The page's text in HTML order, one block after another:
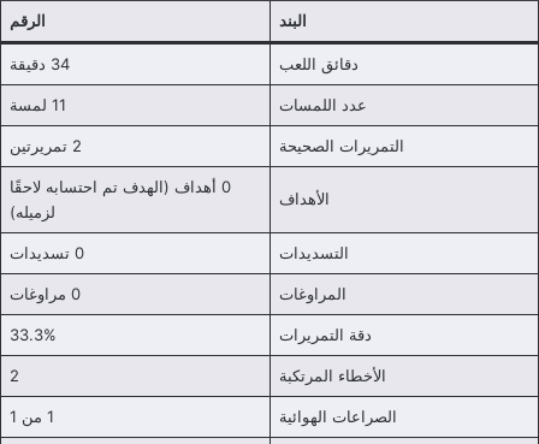
البند الرقم
دقائق اللعب 34 دقيقة
عدد اللمسات 11 لمسة
التمريرات الصحيحة 2 تمريرتين
الأهداف
0 أهداف (الهدف تم احتسابه لاحقًا
لزميله)
التسديدات 0 تسديدات
المراوغات 0 مراوغات
دقة التمريرات 33.3%
الأخطاء المرتكبة 2
الصراعات الهوائية 1 من 1